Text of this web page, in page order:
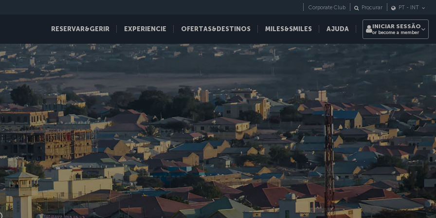
RESERVAR&GERIR EXPERIENCIE OFERTAS&DESTINOS MILES&SMILES AJUDA
Corporate Club Procurar PT - INT
INICIAR SESSÃO
or become a member